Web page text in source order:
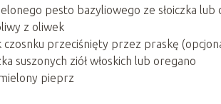
pesto bazyliowego ze słoiczka lub
z oliwek
czosnku przeciśnięty przez praskę
suszonych ziół włoskich lub oregano
pieprz